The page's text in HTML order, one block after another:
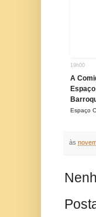
19h00
A
Espaço
às